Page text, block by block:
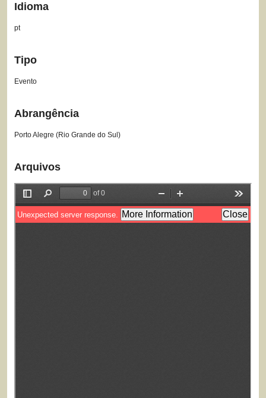
Idioma
pt
Tipo
Evento
Abrangência
Porto Alegre (Rio Grande do Sul)
Arquivos